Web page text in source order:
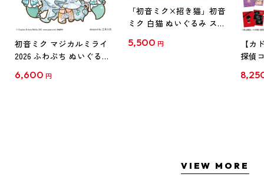
初音ミク マジカルミライ
2026 ふわぷち ぬいぐるみ
6,600 円
「初音ミク×招き猫」初音
ミク 白猫 ぬいぐるみ スタ
5,500 円
【カ
探偵
クリ
VIEW MORE